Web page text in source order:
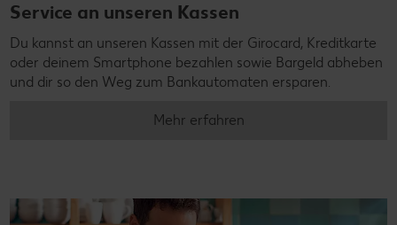
Service an unseren Kassen
Du kannst an unseren Kassen mit der Girocard, Kreditkarte
oder deinem Smartphone bezahlen sowie Bargeld abheben
und dir so den Weg zum Bankautomaten ersparen.
Mehr erfahren